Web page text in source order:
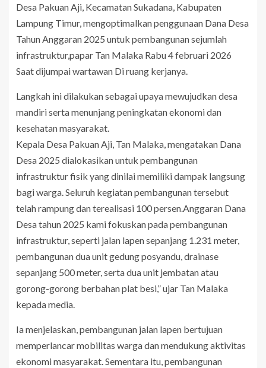
Desa Pakuan Aji, Kecamatan Sukadana, Kabupaten
Lampung Timur, mengoptimalkan penggunaan Dana Desa
Tahun Anggaran 2025 untuk pembangunan sejumlah
infrastruktur,papar Tan Malaka Rabu 4 februari 2026
Saat dijumpai wartawan Di ruang kerjanya.
Langkah ini dilakukan sebagai upaya mewujudkan desa
mandiri serta menunjang peningkatan ekonomi dan
kesehatan masyarakat.
Kepala Desa Pakuan Aji, Tan Malaka, mengatakan Dana
Desa 2025 dialokasikan untuk pembangunan
infrastruktur fisik yang dinilai memiliki dampak langsung
bagi warga. Seluruh kegiatan pembangunan tersebut
telah rampung dan terealisasi 100 persen.Anggaran Dana
Desa tahun 2025 kami fokuskan pada pembangunan
infrastruktur, seperti jalan lapen sepanjang 1.231 meter,
pembangunan dua unit gedung posyandu, drainase
sepanjang 500 meter, serta dua unit jembatan atau
gorong-gorong berbahan plat besi,” ujar Tan Malaka
kepada media.
Ia menjelaskan, pembangunan jalan lapen bertujuan
memperlancar mobilitas warga dan mendukung aktivitas
ekonomi masyarakat. Sementara itu, pembangunan